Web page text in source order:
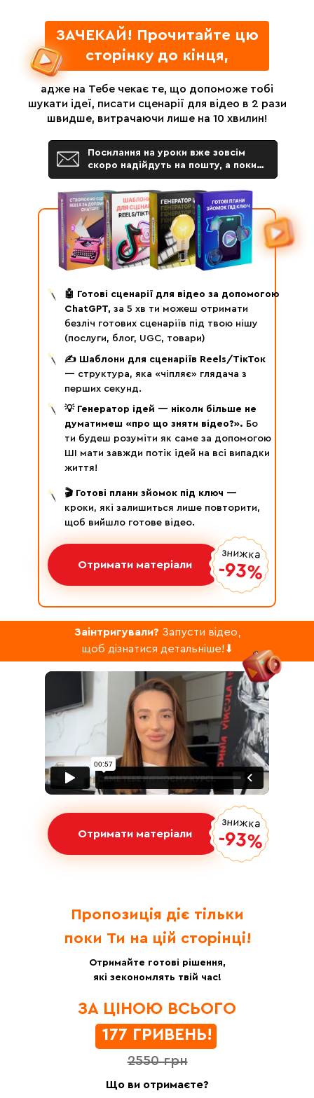
Отримати матеріали
знижка
-93%
Отримати матеріали
знижка
-93%
адже на Тебе чекає те, що допоможе тобі
шукати ідеї, писати сценарії для відео в 2 рази
швидше, витрачаючи лише на 10 хвилин!
Посилання на уроки вже зовсім
скоро надійдуть на пошту, а поки…
ЗАЧЕКАЙ! Прочитайте цю
сторінку до кінця,
Заінтригували? Запусти відео,
щоб дізнатися детальніше!⬇
🤖 Готові сценарії для відео за допомогою
ChatGPT, за 5 хв ти можеш отримати
безліч готових сценаріїв під твою нішу
(послуги, блог, UGC, товари)
🎬 Готові плани зйомок під ключ —
кроки, які залишиться лише повторити,
щоб вийшло готове відео.
✍️ Шаблони для сценаріїв Reels/ТікТок
— структура, яка «чіпляє» глядача з
перших секунд.
💡 Генератор ідей — ніколи більше не
думатимеш «про що зняти відео?». Бо
ти будеш розуміти як саме за допомогою
ШІ мати завжди потік ідей на всі випадки
життя!
Отримайте готові рішення,
які зекономлять твій час!
Пропозиція діє тільки
поки Ти на цій сторінці!
ЗА ЦІНОЮ ВСЬОГО
177 ГРИВЕНЬ!
2550 грн
Що ви отримаєте?